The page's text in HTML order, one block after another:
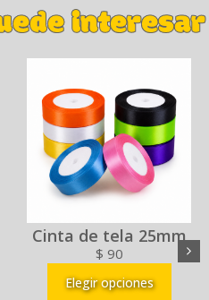
interesar
Cinta de tela 25mm
$ 90
Elegir opciones